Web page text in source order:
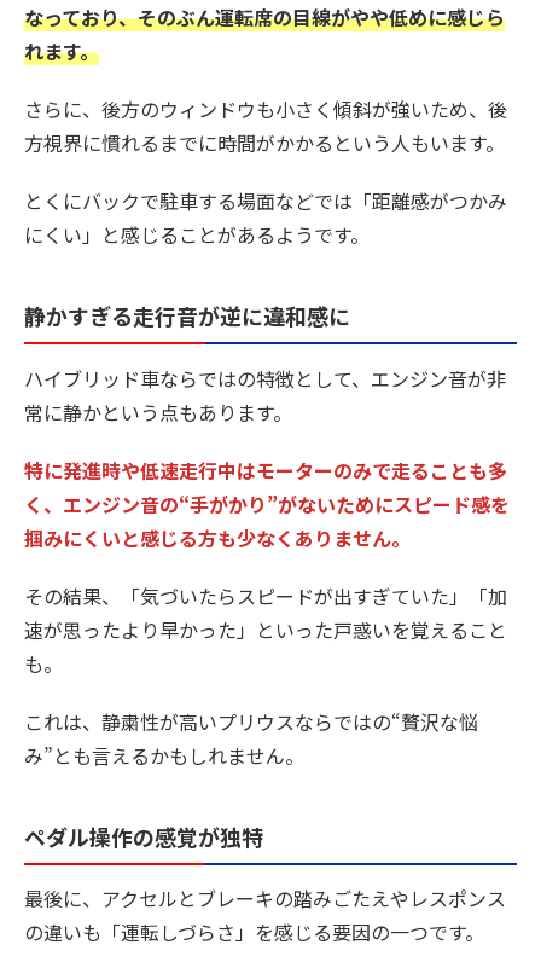
なっており、そのぶん運転席の目線がやや低めに感じら
れます。
さらに、後方のウィンドウも小さく傾斜が強いため、後
方視界に慣れるまでに時間がかかるという人もいます。
とくにバックで駐車する場面などでは「距離感がつかみ
にくい」と感じることがあるようです。
静かすぎる走行音が逆に違和感に
ハイブリッド車ならではの特徴として、エンジン音が非
常に静かという点もあります。
特に発進時や低速走行中はモーターのみで走ることも多
く、エンジン音の“手がかり”がないためにスピード感を
掴みにくいと感じる方も少なくありません。
その結果、「気づいたらスピードが出すぎていた」「加
速が思ったより早かった」といった戸惑いを覚えること
も。
これは、静粛性が高いプリウスならではの“贅沢な悩
み”とも言えるかもしれません。
ペダル操作の感覚が独特
最後に、アクセルとブレーキの踏みごたえやレスポンス
の違いも「運転しづらさ」を感じる要因の一つです。